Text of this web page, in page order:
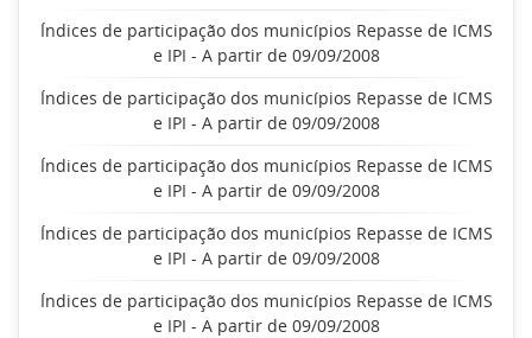
Índices de participação dos municípios Repasse de ICMS
e IPI - A partir de 09/09/2008
Índices de participação dos municípios Repasse de ICMS
e IPI - A partir de 09/09/2008
Índices de participação dos municípios Repasse de ICMS
e IPI - A partir de 09/09/2008
Índices de participação dos municípios Repasse de ICMS
e IPI - A partir de 09/09/2008
Índices de participação dos municípios Repasse de ICMS
e IPI - A partir de 09/09/2008